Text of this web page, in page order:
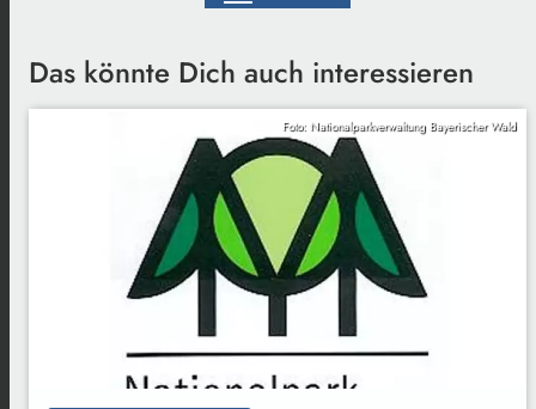
Das könnte Dich auch interessieren
Foto: Nationalparkverwaltung Bayerischer Wald